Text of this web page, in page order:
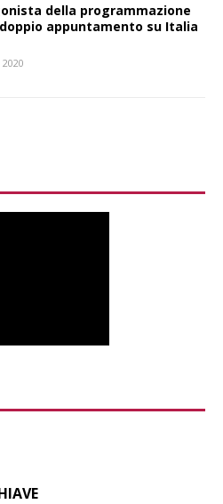
della programmazione
appuntamento su Italia